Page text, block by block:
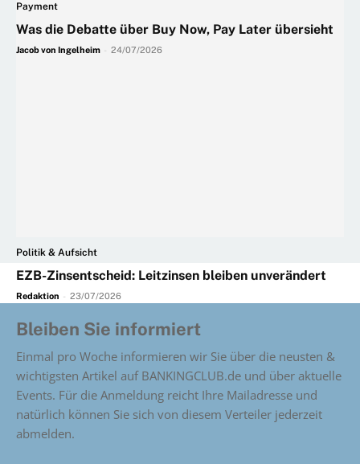
Payment
Was die Debatte über Buy Now, Pay Later übersieht
Jacob von Ingelheim 24/07/2026
Politik & Aufsicht
EZB-Zinsentscheid: Leitzinsen bleiben unverändert
Redaktion - 23/07/2026
Bleiben Sie informiert
Einmal pro Woche informieren wir Sie über die neusten &
wichtigsten Artikel auf BANKINGCLUB.de und über aktuelle
Events. Für die Anmeldung reicht Ihre Mailadresse und
natürlich können Sie sich von diesem Verteiler jederzeit
abmelden.